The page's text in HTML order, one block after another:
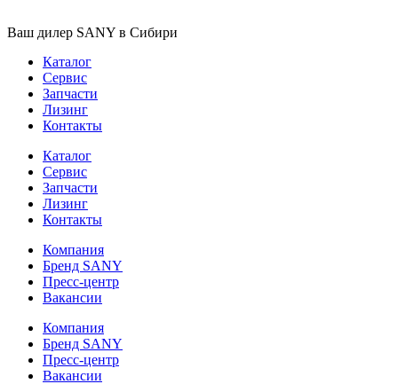
Ваш дилер SANY в Сибири
Каталог
Сервис
Запчасти
Лизинг
Контакты
Каталог
Сервис
Запчасти
Лизинг
Контакты
Компания
Бренд SANY
Пресс-центр
Вакансии
Компания
Бренд SANY
Пресс-центр
Вакансии